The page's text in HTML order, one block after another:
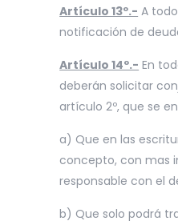
Artículo 13º.- A
notificación de
Artículo 14º.- En
deberán solicitar
artículo 2º, que se
a) Que en las
concepto, con mas
responsable con el
b) Que solo podrá